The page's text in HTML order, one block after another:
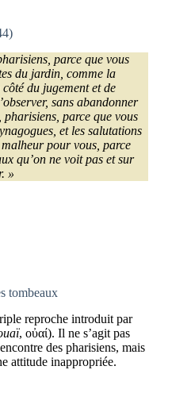
parce que vous
du jardin, comme la
du jugement et de
sans abandonner
parce que vous
et les salutations
pour vous, parce
qu’on ne voit pas et sur
»
tombeaux
reproche introduit par
, οὐαί). Il ne s’agit pas
des pharisiens, mais
attitude inappropriée.